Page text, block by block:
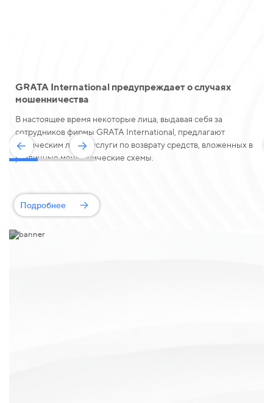
Новости
GRATA International предупреждает о случаях
мошенничества
В настоящее время некоторые лица, выдавая себя за
сотрудников фирмы GRATA International, предлагают
физическим лицам услуги по возврату средств, вложенных в
различные мошеннические схемы.
Подробнее